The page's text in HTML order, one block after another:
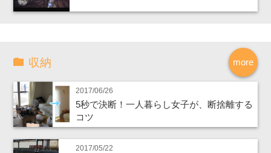
more
収納
2017/06/26
5秒で決断！一人暮らし女子が、断捨離する
コツ
2017/05/22